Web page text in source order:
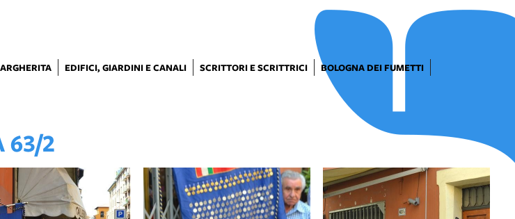
EDIFICI, GIARDINI E CANALI SCRITTORI E SCRITTRICI
BOLOGNA DEI FUMETTI
63/2